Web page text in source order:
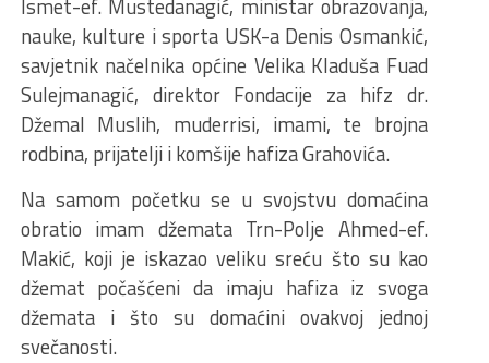
Ismet-ef. Mustedanagić, ministar obrazovanja,
nauke, kulture i sporta USK-a Denis Osmankić,
savjetnik načelnika općine Velika Kladuša Fuad
Sulejmanagić, direktor Fondacije za hifz dr.
Džemal Muslih, muderrisi, imami, te brojna
rodbina, prijatelji i komšije hafiza Grahovića.
Na samom početku se u svojstvu domaćina
obratio imam džemata Trn-Polje Ahmed-ef.
Makić, koji je iskazao veliku sreću što su kao
džemat počašćeni da imaju hafiza iz svoga
džemata i što su domaćini ovakvoj jednoj
svečanosti.